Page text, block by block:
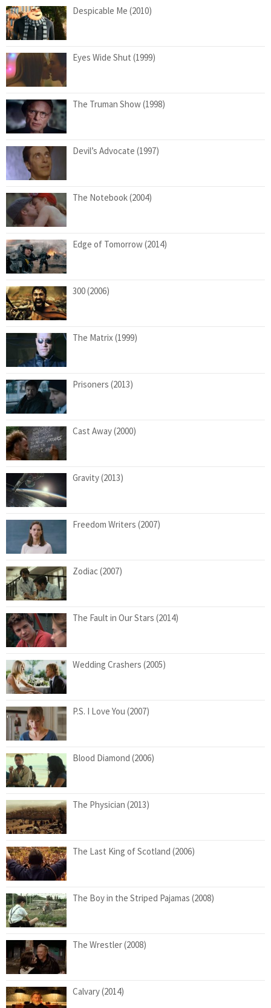
Despicable Me (2010)
Eyes Wide Shut (1999)
The Truman Show (1998)
Devil’s Advocate (1997)
The Notebook (2004)
Edge of Tomorrow (2014)
300 (2006)
The Matrix (1999)
Prisoners (2013)
Cast Away (2000)
Gravity (2013)
Freedom Writers (2007)
Zodiac (2007)
The Fault in Our Stars (2014)
Wedding Crashers (2005)
P.S. I Love You (2007)
Blood Diamond (2006)
The Physician (2013)
The Last King of Scotland (2006)
The Boy in the Striped Pajamas (2008)
The Wrestler (2008)
Calvary (2014)